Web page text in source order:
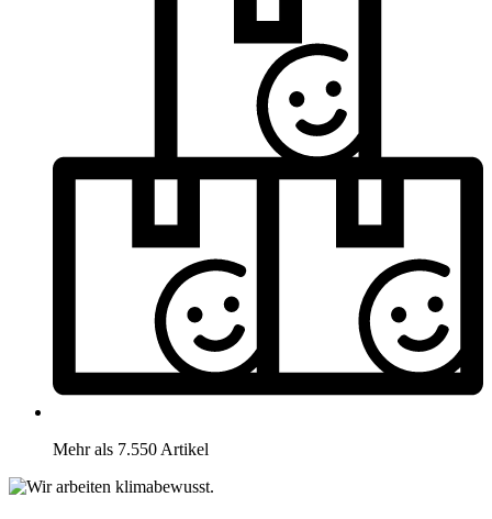
Mehr als 7.550 Artikel